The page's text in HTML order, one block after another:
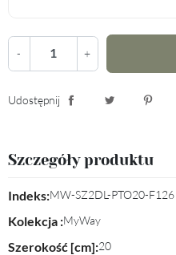
- +
Udostępnij
Szczegóły produktu
Indeks:MW-SZ2DL-PTO20-F126
Kolekcja :MyWay
Szerokość [cm]:20